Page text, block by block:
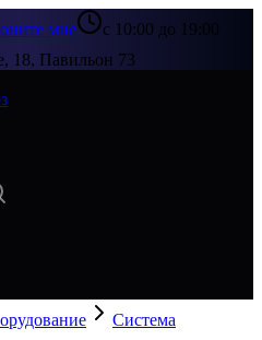
мне
с 10:00 до 19:00
18, Павильон 73
Система